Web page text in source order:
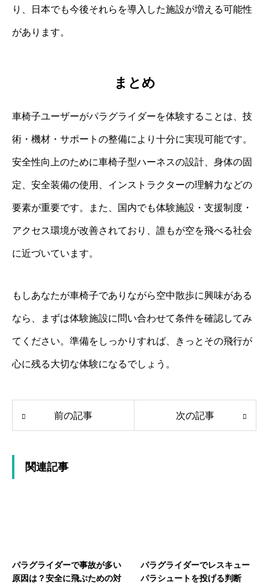
り、日本でも今後それらを導入した施設が増える可能性
があります。
まとめ
車椅子ユーザーがパラグライダーを体験することは、技
術・機材・サポートの整備により十分に実現可能です。
安全性向上のために車椅子型ハーネスの設計、身体の固
定、安全装備の使用、インストラクターの理解力などの
要素が重要です。また、国内でも体験施設・支援制度・
アクセス環境が改善されており、誰もが空を飛べる社会
に近づいています。
もしあなたが車椅子でありながら空中散歩に興味がある
なら、まずは体験施設に問い合わせて条件を確認してみ
てください。準備をしっかりすれば、きっとその飛行が
心に残る大切な体験になるでしょう。
前の記事 次の記事
関連記事
パラグライダーで事故が多い
原因は？安全に飛ぶための対
パラグライダーでレスキュー
パラシュートを投げる判断